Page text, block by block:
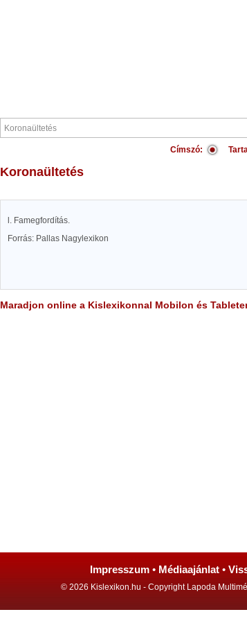
Címszó:
Koronaültetés
l. Famegfordítás.
Forrás: Pallas Nagylexikon
Maradjon online a Kislexikonnal Mobilon és
Impresszum • Médiaajánlat •
© 2026 Kislexikon.hu - Copyright Lapoda